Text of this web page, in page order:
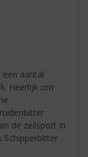
aantal
Heerlijk om
de zeilsport in
Schipperbitter